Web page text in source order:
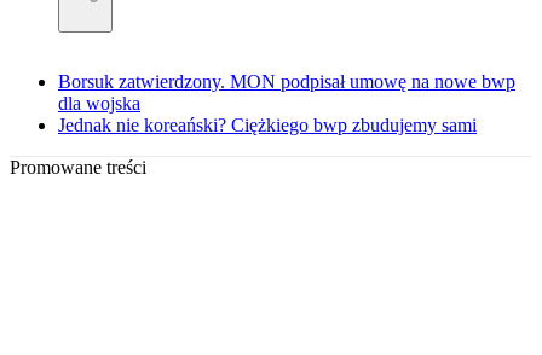
Borsuk zatwierdzony. MON podpisał umowę na nowe bwp
dla wojska
Jednak nie koreański? Ciężkiego bwp zbudujemy sami
Promowane treści